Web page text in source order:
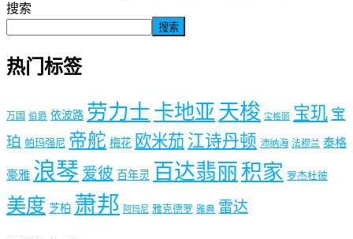
搜索
搜索
热门标签
万国 伯爵 依波路 劳力士 卡地亚 天梭 宝格丽 宝玑 宝
珀 帕玛强尼 帝舵 梅花 欧米茄 江诗丹顿 沛纳海 法穆兰 泰格
豪雅 浪琴 爱彼 百年灵 百达翡丽 积家 罗杰杜彼
美度 芝柏 萧邦 阿玛尼 雅克德罗 雅典 雷达